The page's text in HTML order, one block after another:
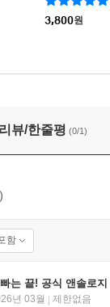
3,800원
01권
리뷰/한줄평 (0/1)
함
는 끝! 공식 앤솔로
년 03월 | 제한없음